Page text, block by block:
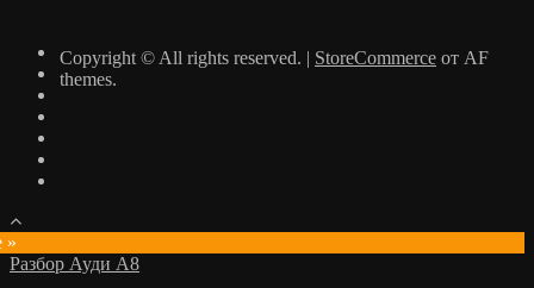
Copyright © All rights reserved. | StoreCommerce от AF
themes.
»
Разбор Ауди А8